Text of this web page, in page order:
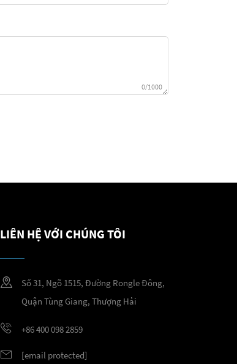
0/1000
LIÊN HỆ VỚI CHÚNG TÔI
Số 31, Ngõ 1515, Đường Rongle Đông,
Quận Tùng Giang, Thượng Hải
+86 400 098 2859
[email protected]